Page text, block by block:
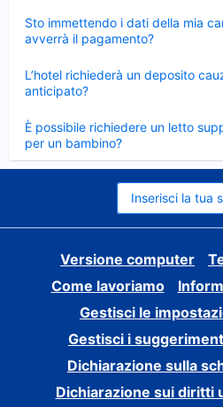
Sto immettendo i dati della mia
avverrà il pagamento?
chiuso
L’hotel richiederà un deposito
anticipato?
chiuso
È possibile richiedere un letto
per un bambino?
Elemento
chiuso
Inserisci la tua
Versione computer
Come lavoriamo
Gestisci le
Gestisci i
Dichiarazione sulla
Dichiarazione sui diritti